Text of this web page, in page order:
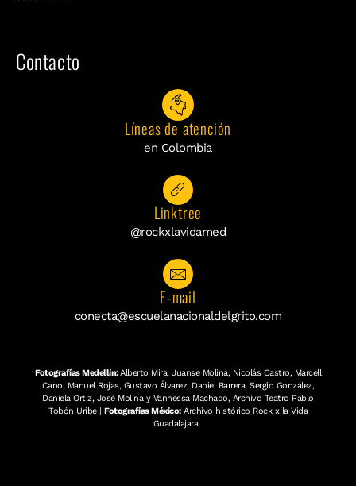
Contacto
Líneas de atención
en Colombia
Linktree
@rockxlavidamed
E-mail
conecta@escuelanacionaldelgrito.com
Fotografías Medellín:Alberto Mira, Juanse Molina, Nicolás Castro, Marcell
Cano, Manuel Rojas, Gustavo Álvarez, Daniel Barrera, Sergio González,
Daniela Ortiz, José Molina y Vannessa Machado, Archivo Teatro Pablo
Tobón Uribe | Fotografías México:Archivo histórico Rock x la Vida
Guadalajara.